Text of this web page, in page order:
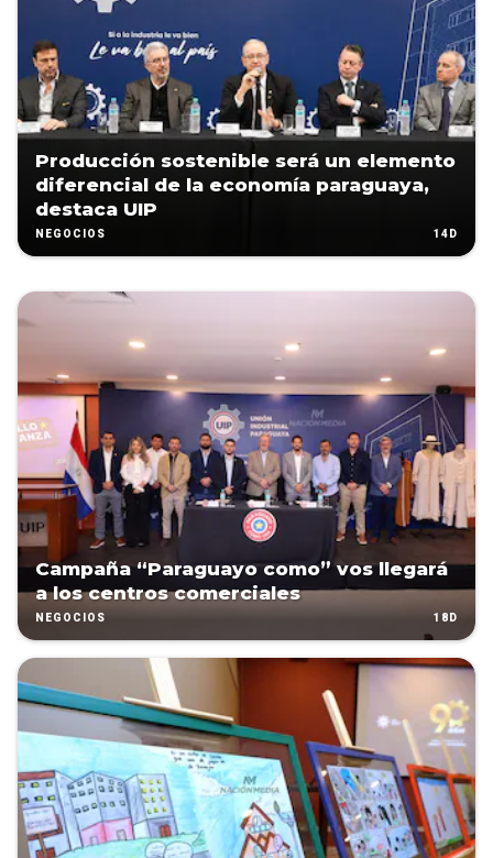
Producción sostenible será un elemento
diferencial de la economía paraguaya,
destaca UIP
NEGOCIOS 14D
Campaña “Paraguayo como” vos llegará
a los centros comerciales
NEGOCIOS 18D